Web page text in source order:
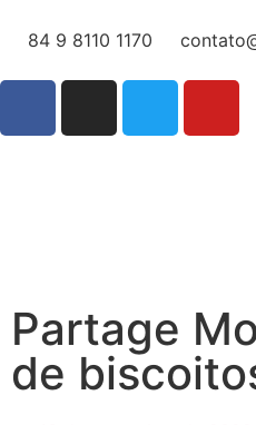
84 9 8110 1170
Partage
de